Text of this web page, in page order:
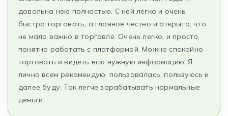
довольна нею полностью. С ней легко и очень
быстро торговать, а главное честно и открыто, что
не мало важно в торговле. Очень легко, и просто,
понятно работать с платформой. Можно спокойно
торговать и видеть всю нужную информацию. Я
лично всем рекомендую, пользовалась, пользуюсь и
далее буду. Так легче зарабатывать нормальные
деньги.